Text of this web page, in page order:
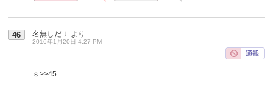
46 名無しだＪ より
2016年1月20日 4:27 PM
ｓ >>45